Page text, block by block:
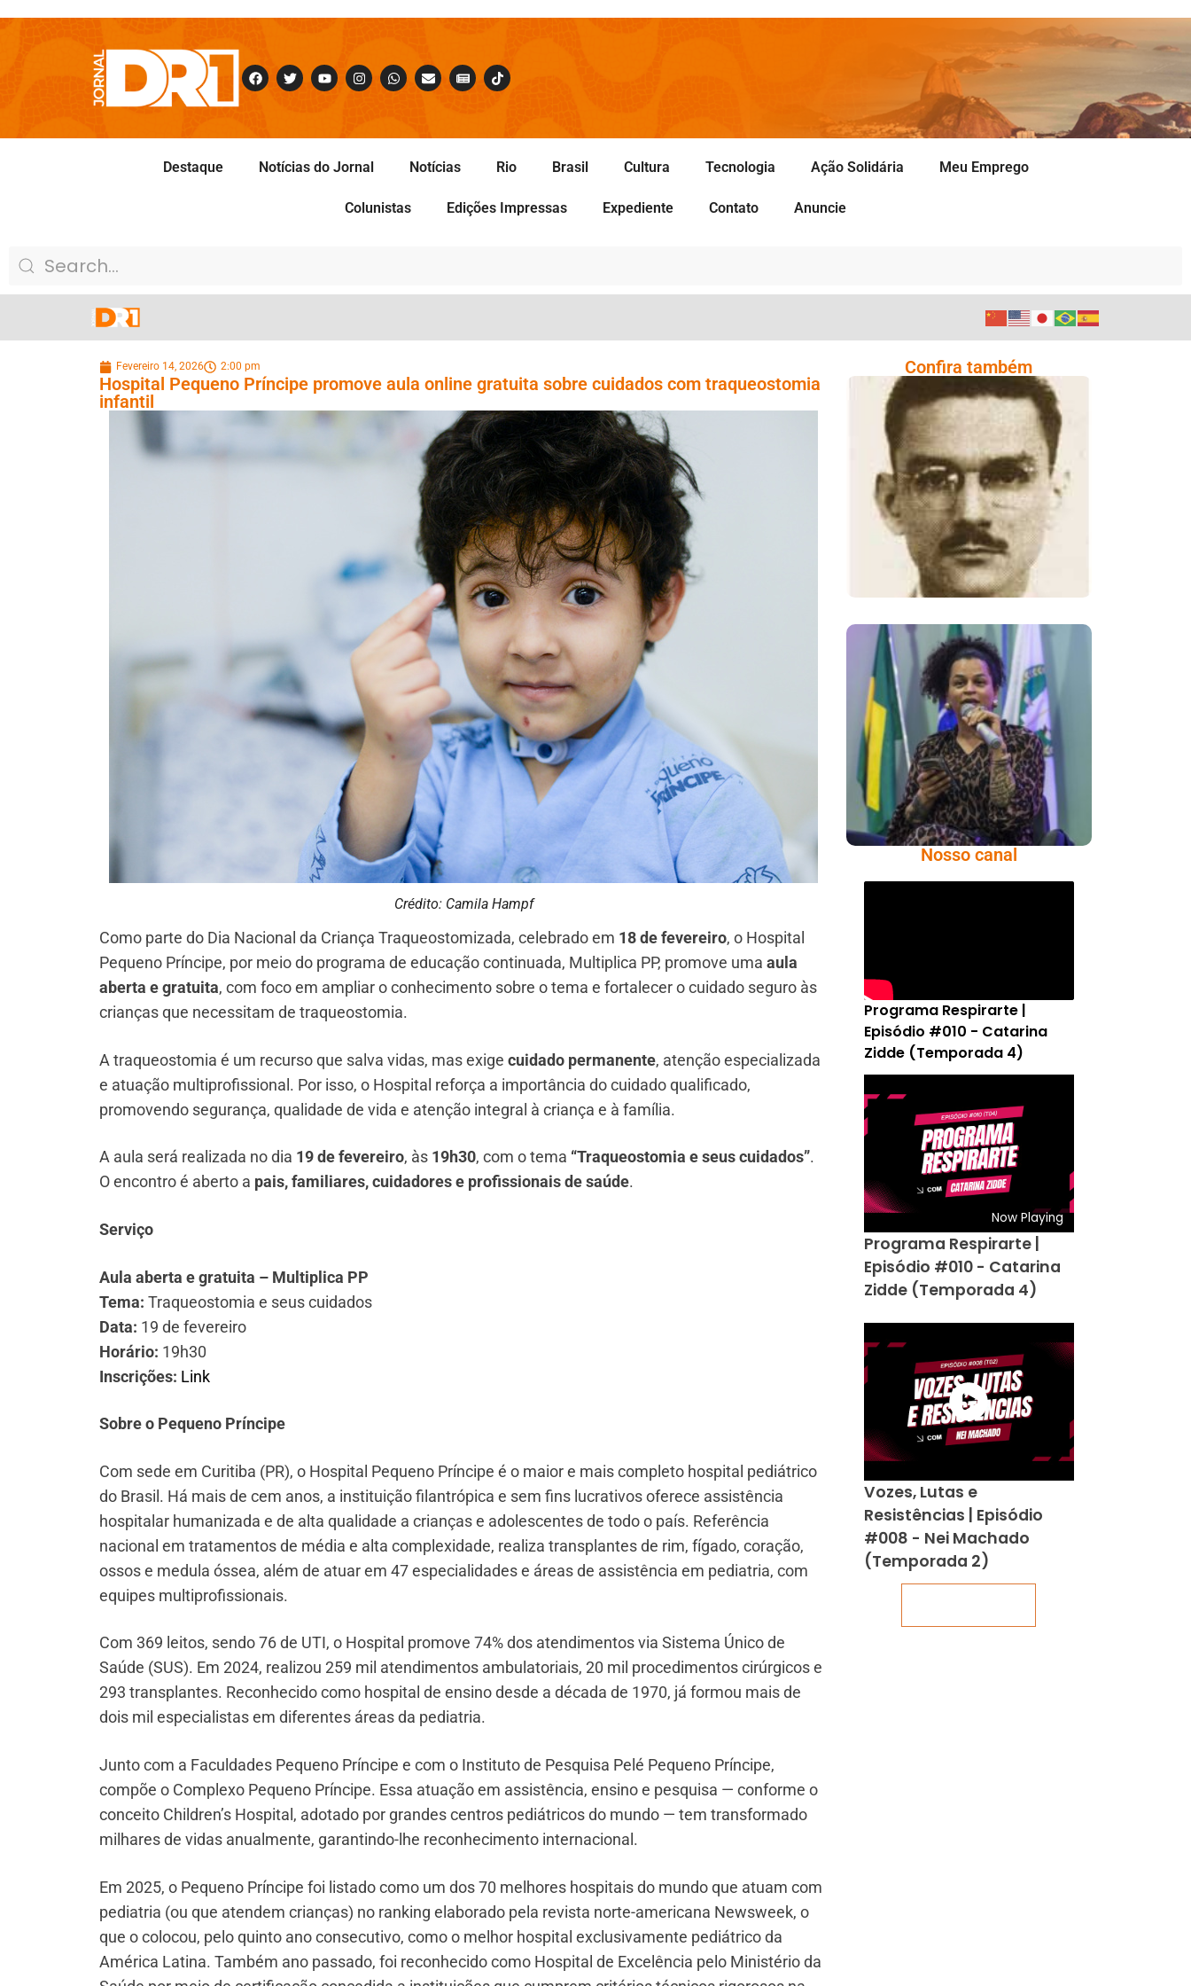
Destaque Notícias do Jornal Notícias Rio Brasil Cultura Tecnologia Ação Solidária Meu Emprego
Colunistas Edições Impressas Expediente Contato Anuncie
Fevereiro 14, 2026 2:00 pm
Hospital Pequeno Príncipe promove aula online gratuita sobre cuidados com traqueostomia
infantil
Crédito: Camila Hampf
Como parte do Dia Nacional da Criança Traqueostomizada, celebrado em 18 de fevereiro, o Hospital
Pequeno Príncipe, por meio do programa de educação continuada, Multiplica PP, promove uma aula
aberta e gratuita, com foco em ampliar o conhecimento sobre o tema e fortalecer o cuidado seguro às
crianças que necessitam de traqueostomia.
A traqueostomia é um recurso que salva vidas, mas exige cuidado permanente, atenção especializada
e atuação multiprofissional. Por isso, o Hospital reforça a importância do cuidado qualificado,
promovendo segurança, qualidade de vida e atenção integral à criança e à família.
A aula será realizada no dia 19 de fevereiro, às 19h30, com o tema “Traqueostomia e seus cuidados”.
O encontro é aberto a pais, familiares, cuidadores e profissionais de saúde.
Serviço
Aula aberta e gratuita – Multiplica PP
Tema: Traqueostomia e seus cuidados
Data: 19 de fevereiro
Horário: 19h30
Inscrições: Link
Sobre o Pequeno Príncipe
Com sede em Curitiba (PR), o Hospital Pequeno Príncipe é o maior e mais completo hospital pediátrico
do Brasil. Há mais de cem anos, a instituição filantrópica e sem fins lucrativos oferece assistência
hospitalar humanizada e de alta qualidade a crianças e adolescentes de todo o país. Referência
nacional em tratamentos de média e alta complexidade, realiza transplantes de rim, fígado, coração,
ossos e medula óssea, além de atuar em 47 especialidades e áreas de assistência em pediatria, com
equipes multiprofissionais.
Com 369 leitos, sendo 76 de UTI, o Hospital promove 74% dos atendimentos via Sistema Único de
Saúde (SUS). Em 2024, realizou 259 mil atendimentos ambulatoriais, 20 mil procedimentos cirúrgicos e
293 transplantes. Reconhecido como hospital de ensino desde a década de 1970, já formou mais de
dois mil especialistas em diferentes áreas da pediatria.
Junto com a Faculdades Pequeno Príncipe e com o Instituto de Pesquisa Pelé Pequeno Príncipe,
compõe o Complexo Pequeno Príncipe. Essa atuação em assistência, ensino e pesquisa — conforme o
conceito Children’s Hospital, adotado por grandes centros pediátricos do mundo — tem transformado
milhares de vidas anualmente, garantindo-lhe reconhecimento internacional.
Em 2025, o Pequeno Príncipe foi listado como um dos 70 melhores hospitais do mundo que atuam com
pediatria (ou que atendem crianças) no ranking elaborado pela revista norte-americana Newsweek, o
que o colocou, pelo quinto ano consecutivo, como o melhor hospital exclusivamente pediátrico da
América Latina. Também ano passado, foi reconhecido como Hospital de Excelência pelo Ministério da
Confira também
Mário Alves, Um Dos
Principais
Opositores Da
Ditadura Militar
Brasileira
Neon Cunha,
Referência Na
Defesa Dos Direitos
Da População
LGBTQIAPN+
Nosso canal
Programa Respirarte |
Episódio #010 - Catarina
Zidde (Temporada 4)
Now Playing
Programa Respirarte |
Episódio #010 - Catarina
Zidde (Temporada 4)
Vozes, Lutas e
Resistências | Episódio
#008 - Nei Machado
(Temporada 2)